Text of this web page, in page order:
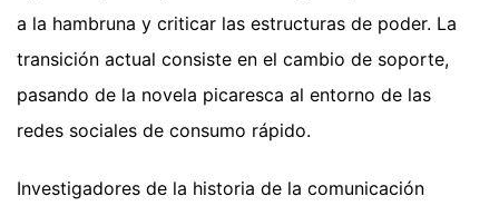
a la hambruna y criticar las estructuras de poder. La
transición actual consiste en el cambio de soporte,
pasando de la novela picaresca al entorno de las
redes sociales de consumo rápido.
Investigadores de la historia de la comunicación